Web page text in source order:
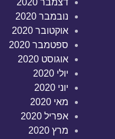
דצמבר 2020
נובמבר 2020
אוקטובר 2020
ספטמבר 2020
אוגוסט 2020
יולי 2020
יוני 2020
מאי 2020
אפריל 2020
מרץ 2020